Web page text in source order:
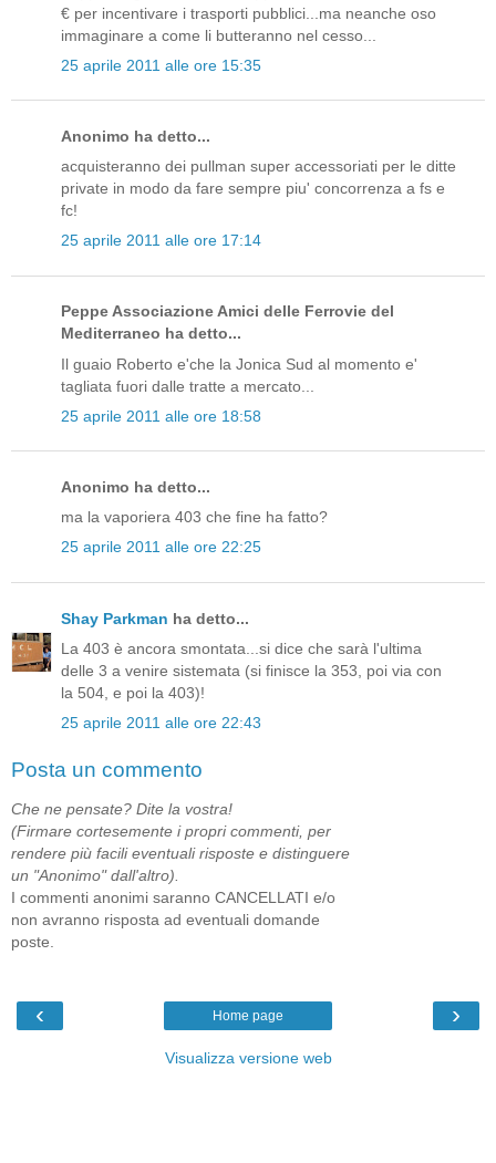
€ per incentivare i trasporti pubblici...ma neanche oso
immaginare a come li butteranno nel cesso...
25 aprile 2011 alle ore 15:35
Anonimo ha detto...
acquisteranno dei pullman super accessoriati per le ditte
private in modo da fare sempre piu' concorrenza a fs e
fc!
25 aprile 2011 alle ore 17:14
Peppe Associazione Amici delle Ferrovie del
Mediterraneo ha detto...
Il guaio Roberto e'che la Jonica Sud al momento e'
tagliata fuori dalle tratte a mercato...
25 aprile 2011 alle ore 18:58
Anonimo ha detto...
ma la vaporiera 403 che fine ha fatto?
25 aprile 2011 alle ore 22:25
Shay Parkman ha detto...
La 403 è ancora smontata...si dice che sarà l'ultima
delle 3 a venire sistemata (si finisce la 353, poi via con
la 504, e poi la 403)!
25 aprile 2011 alle ore 22:43
Posta un commento
Che ne pensate? Dite la vostra!
(Firmare cortesemente i propri commenti, per
rendere più facili eventuali risposte e distinguere
un "Anonimo" dall'altro).
I commenti anonimi saranno CANCELLATI e/o
non avranno risposta ad eventuali domande
poste.
‹ ›
Home page
Visualizza versione web